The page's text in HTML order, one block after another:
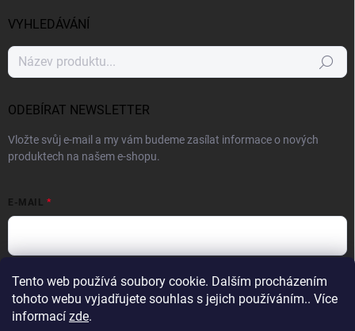
Tento web používá soubory cookie. Dalším procházením
tohoto webu vyjadřujete souhlas s jejich používáním.. Více
informací zde.
VYHLEDÁVÁNÍ
Hledat
ODEBÍRAT NEWSLETTER
Vložte svůj e-mail a my vám budeme zasílat informace o nových
produktech na našem e-shopu.
E-MAIL
Vložením e-mailu souhlasíte spodmínkami ochrany osobních údajů